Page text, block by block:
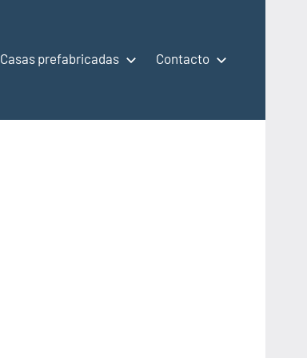
Casas prefabricadas Contacto